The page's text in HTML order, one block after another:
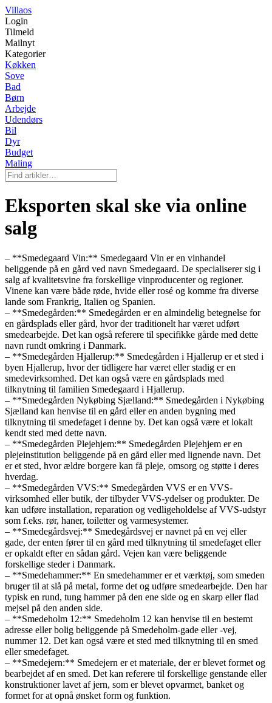
Villaos
Login
Tilmeld
Mailnyt
Kategorier
Køkken
Sove
Bad
Børn
Arbejde
Udendørs
Bil
Dyr
Budget
Maling
Eksporten skal ske via online
salg
– **Smedegaard Vin:** Smedegaard Vin er en vinhandel
beliggende på en gård ved navn Smedegaard. De specialiserer sig i
salg af kvalitetsvine fra forskellige vinproducenter og regioner.
Vinene kan være både røde, hvide eller rosé og komme fra diverse
lande som Frankrig, Italien og Spanien.
– **Smedegården:** Smedegården er en almindelig betegnelse for
en gårdsplads eller gård, hvor der traditionelt har været udført
smedearbejde. Det kan også referere til specifikke gårde med dette
navn rundt omkring i Danmark.
– **Smedegården Hjallerup:** Smedegården i Hjallerup er et sted i
byen Hjallerup, hvor der tidligere har været eller stadig er en
smedevirksomhed. Det kan også være en gårdsplads med
tilknytning til familien Smedegaard i Hjallerup.
– **Smedegården Nykøbing Sjælland:** Smedegården i Nykøbing
Sjælland kan henvise til en gård eller en anden bygning med
tilknytning til smedefaget i denne by. Det kan også være et lokalt
kendt sted med dette navn.
– **Smedegården Plejehjem:** Smedegården Plejehjem er en
plejeinstitution beliggende på en gård eller med lignende navn. Det
er et sted, hvor ældre borgere kan få pleje, omsorg og støtte i deres
hverdag.
– **Smedegården VVS:** Smedegården VVS er en VVS-
virksomhed eller butik, der tilbyder VVS-ydelser og produkter. De
kan udføre installation, reparation og vedligeholdelse af VVS-udstyr
som f.eks. rør, haner, toiletter og varmesystemer.
– **Smedegårdsvej:** Smedegårdsvej er navnet på en vej eller
gade, der enten fører til en gård med tilknytning til smedefaget eller
er opkaldt efter en sådan gård. Vejen kan være beliggende
forskellige steder i Danmark.
– **Smedehammer:** En smedehammer er et værktøj, som smeden
bruger til at slå på metal, forme det og udføre smedearbejde. Den har
typisk en rund, tung hammer på den ene side og en skarp eller flad
mejsel på den anden side.
– **Smedeholm 12:** Smedeholm 12 kan henvise til en bestemt
adresse eller bolig beliggende på Smedeholm-gade eller -vej,
nummer 12. Det kan også være et sted med tilknytning til en smed
eller smedefaget.
– **Smedejern:** Smedejern er et materiale, der er blevet formet og
bearbejdet af en smed. Det kan referere til forskellige genstande eller
konstruktioner lavet af jern, som er blevet opvarmet, banket og
formet for at opnå ønsket form og funktion.